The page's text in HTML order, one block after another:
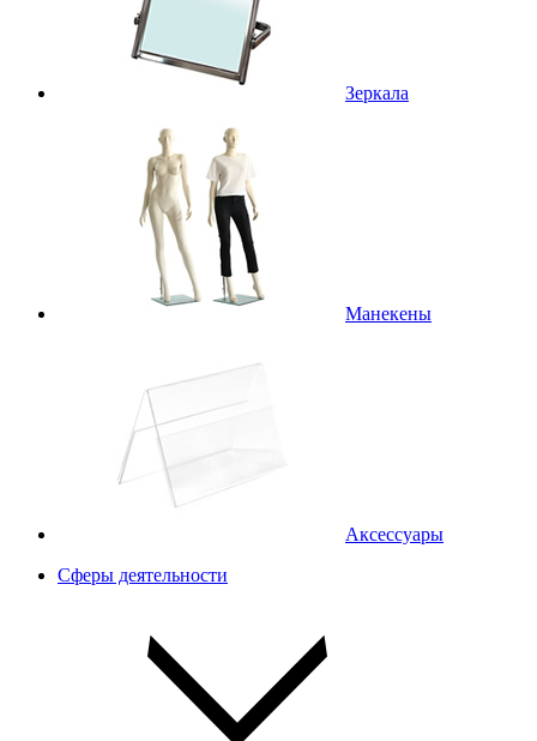
Зеркала
Манекены
Аксессуары
Сферы деятельности